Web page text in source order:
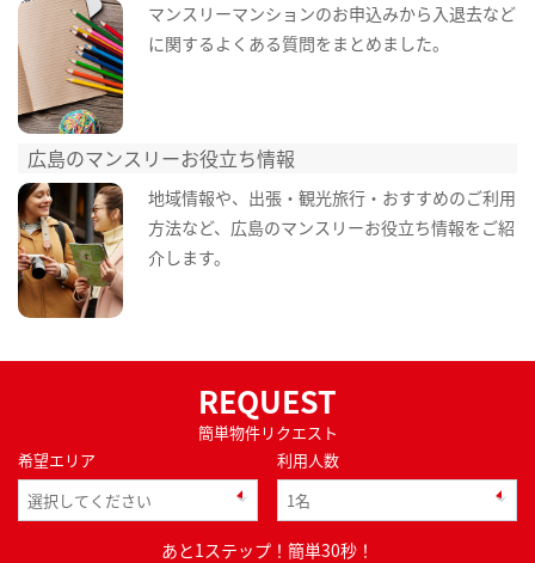
マンスリーマンションのお申込みから入退去など
に関するよくある質問をまとめました。
広島のマンスリーお役立ち情報
地域情報や、出張・観光旅行・おすすめのご利用
方法など、広島のマンスリーお役立ち情報をご紹
介します。
REQUEST
簡単物件リクエスト
希望エリア
利用人数
あと1ステップ！簡単30秒！